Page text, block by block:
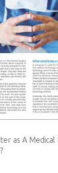
as A Medical